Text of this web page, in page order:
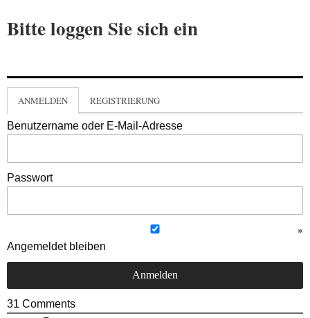
Bitte loggen Sie sich ein
ANMELDEN REGISTRIERUNG
Benutzername oder E-Mail-Adresse
Passwort
Angemeldet bleiben
31 Comments